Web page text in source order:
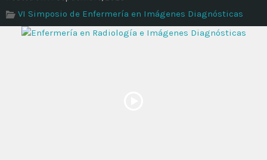
Time
VI Simposio de Enfermería en Imágenes Diagnósticas